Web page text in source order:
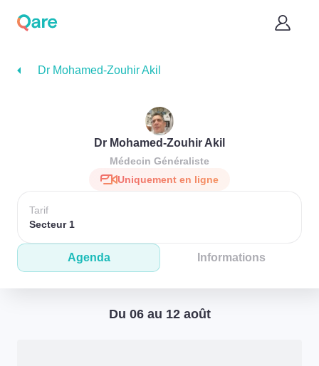
Dr Mohamed-Zouhir Akil
Dr Mohamed-Zouhir Akil
Médecin Généraliste
Uniquement en ligne
Tarif
Secteur 1
Agenda Informations
Du 06 au 12 août